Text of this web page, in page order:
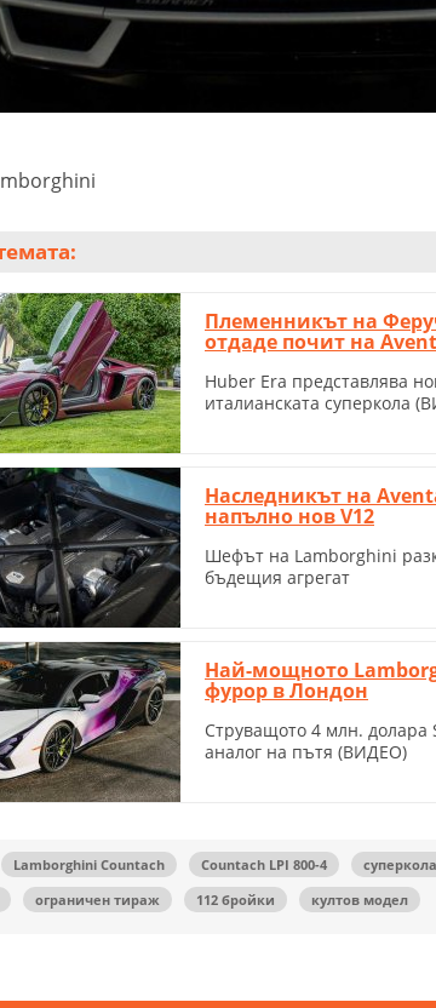
Племенникът на
отдаде почит на
Huber Era представлява
италианската суперкола
Наследникът на
напълно нов V12
Шефът на Lamborghini
бъдещия агрегат
Най-мощното
фурор в Лондон
Струващото 4 млн. долара
аналог на пътя (ВИДЕО)
Lamborghini Countach Countach LPI 800-4 суперкола
ограничен тираж 112 бройки култов модел